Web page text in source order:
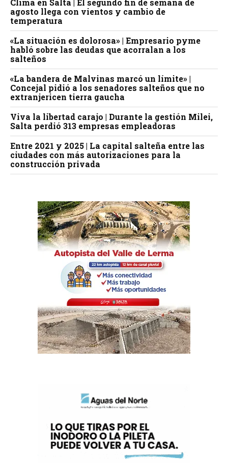
Clima en Salta | El segundo fin de semana de
agosto llega con vientos y cambio de
temperatura
«La situación es dolorosa» | Empresario pyme
habló sobre las deudas que acorralan a los
salteños
«La bandera de Malvinas marcó un límite» |
Concejal pidió a los senadores salteños que no
extranjericen tierra gaucha
Viva la libertad carajo | Durante la gestión Milei,
Salta perdió 313 empresas empleadoras
Entre 2021 y 2025 | La capital salteña entre las
ciudades con más autorizaciones para la
construcción privada